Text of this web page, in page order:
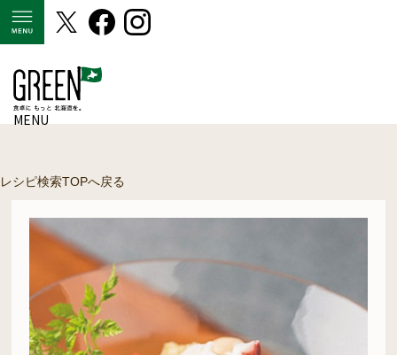
MENU
レシピ検索TOPへ戻る